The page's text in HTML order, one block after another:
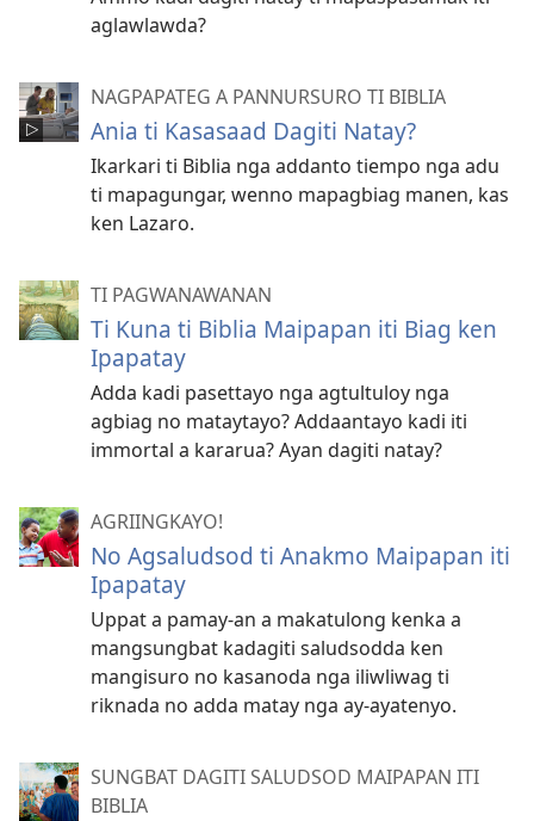
aglawlawda?
NAGPAPATEG A PANNURSURO TI BIBLIA
Ania ti Kasasaad Dagiti Natay?
Ikarkari ti Biblia nga addanto tiempo nga adu
ti mapagungar, wenno mapagbiag manen, kas
ken Lazaro.
TI PAGWANAWANAN
Ti Kuna ti Biblia Maipapan iti Biag ken
Ipapatay
Adda kadi pasettayo nga agtultuloy nga
agbiag no mataytayo? Addaantayo kadi iti
immortal a kararua? Ayan dagiti natay?
AGRIINGKAYO!
No Agsaludsod ti Anakmo Maipapan iti
Ipapatay
Uppat a pamay-an a makatulong kenka a
mangsungbat kadagiti saludsodda ken
mangisuro no kasanoda nga iliwliwag ti
riknada no adda matay nga ay-ayatenyo.
SUNGBAT DAGITI SALUDSOD MAIPAPAN ITI
BIBLIA